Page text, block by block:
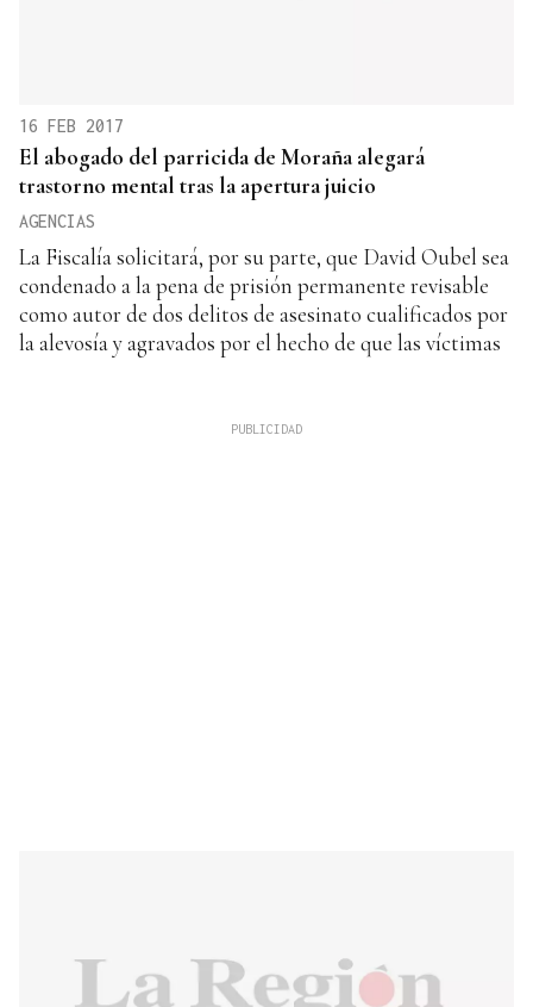
16 FEB 2017
El abogado del parricida de Moraña alegará
trastorno mental tras la apertura juicio
AGENCIAS
La Fiscalía solicitará, por su parte, que David Oubel sea
condenado a la pena de prisión permanente revisable
como autor de dos delitos de asesinato cualificados por
la alevosía y agravados por el hecho de que las víctimas